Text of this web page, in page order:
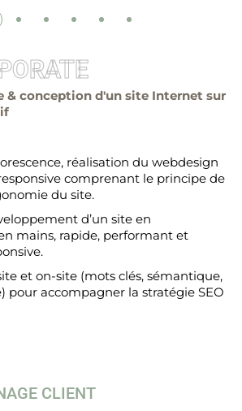
& conception d'un site Internet sur
réalisation du webdesign
comprenant le principe de
du site.
d’un site en
mains, rapide, performant et
et on-site (mots clés, sémantique,
pour accompagner la stratégie SEO
CLIENT